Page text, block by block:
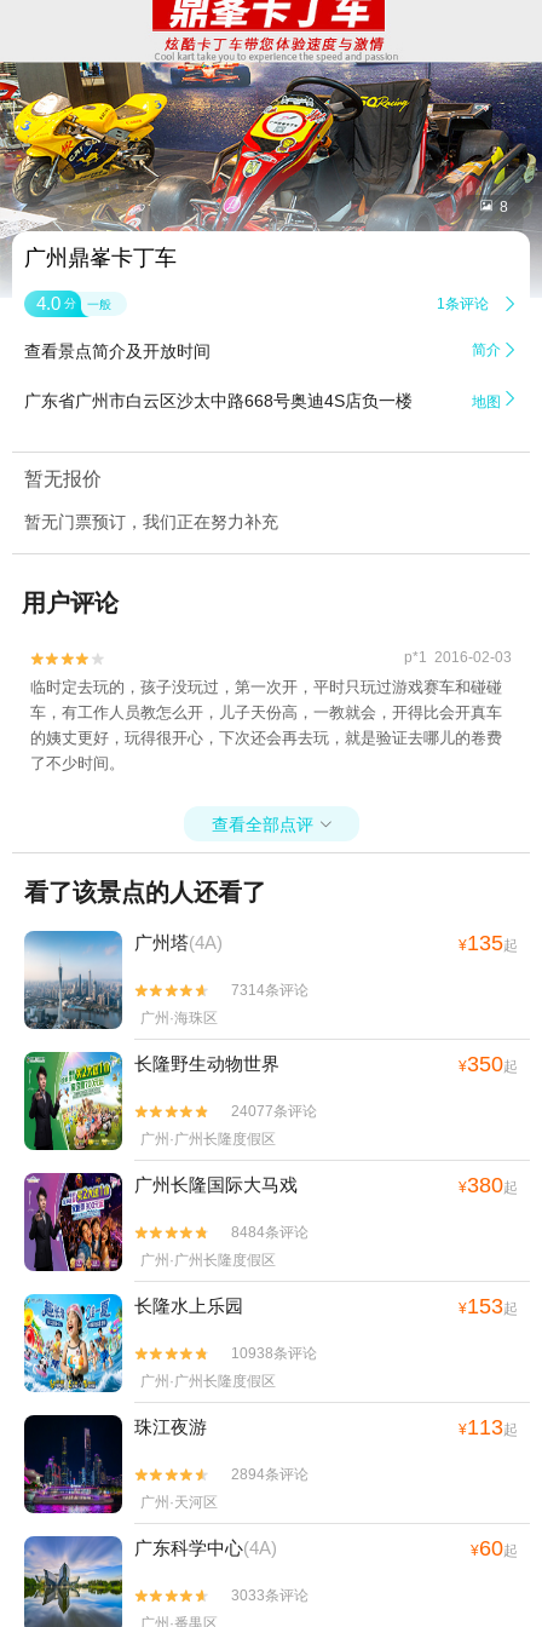
 8
广州鼎峯卡丁车
4.0 分 一般 1条评论 
查看景点简介及开放时间 简介 
广东省广州市白云区沙太中路668号奥迪4S店负一楼 地图 
暂无报价
暂无门票预订，我们正在努力补充
用户评论

 p*1 2016-02-03
临时定去玩的，孩子没玩过，第一次开，平时只玩过游戏赛车和碰碰
车，有工作人员教怎么开，儿子天份高，一教就会，开得比会开真车
的姨丈更好，玩得很开心，下次还会再去玩，就是验证去哪儿的卷费
了不少时间。
查看全部点评 
看了该景点的人还看了
广州塔(4A) ¥135起


7314条评论
广州·海珠区
长隆野生动物世界 ¥350起


24077条评论
广州·广州长隆度假区
广州长隆国际大马戏 ¥380起


8484条评论
广州·广州长隆度假区
长隆水上乐园 ¥153起


10938条评论
广州·广州长隆度假区
珠江夜游 ¥113起


2894条评论
广州·天河区
广东科学中心(4A) ¥60起


3033条评论